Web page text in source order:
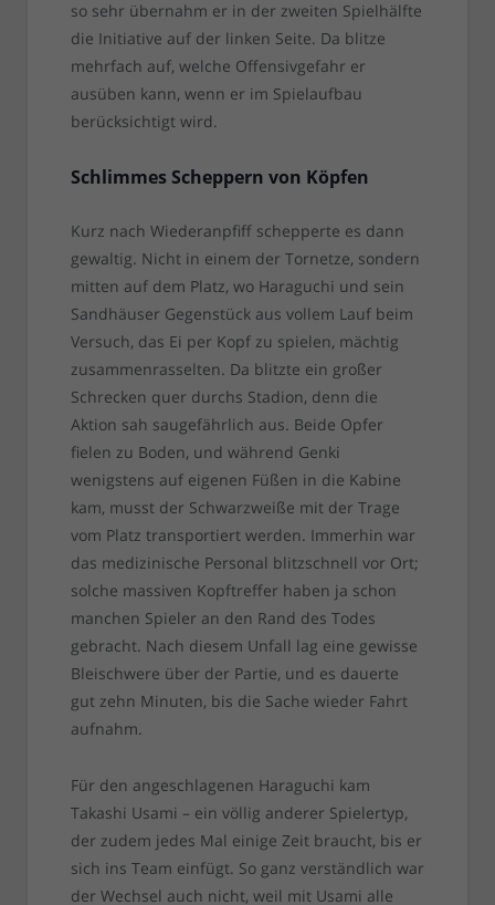
so sehr übernahm er in der zweiten Spielhälfte
die Initiative auf der linken Seite. Da blitze
mehrfach auf, welche Offensivgefahr er
ausüben kann, wenn er im Spielaufbau
berücksichtigt wird.
Schlimmes Scheppern von Köpfen
Kurz nach Wiederanpfiff schepperte es dann
gewaltig. Nicht in einem der Tornetze, sondern
mitten auf dem Platz, wo Haraguchi und sein
Sandhäuser Gegenstück aus vollem Lauf beim
Versuch, das Ei per Kopf zu spielen, mächtig
zusammenrasselten. Da blitzte ein großer
Schrecken quer durchs Stadion, denn die
Aktion sah saugefährlich aus. Beide Opfer
fielen zu Boden, und während Genki
wenigstens auf eigenen Füßen in die Kabine
kam, musst der Schwarzweiße mit der Trage
vom Platz transportiert werden. Immerhin war
das medizinische Personal blitzschnell vor Ort;
solche massiven Kopftreffer haben ja schon
manchen Spieler an den Rand des Todes
gebracht. Nach diesem Unfall lag eine gewisse
Bleischwere über der Partie, und es dauerte
gut zehn Minuten, bis die Sache wieder Fahrt
aufnahm.
Für den angeschlagenen Haraguchi kam
Takashi Usami – ein völlig anderer Spielertyp,
der zudem jedes Mal einige Zeit braucht, bis er
sich ins Team einfügt. So ganz verständlich war
der Wechsel auch nicht, weil mit Usami alle